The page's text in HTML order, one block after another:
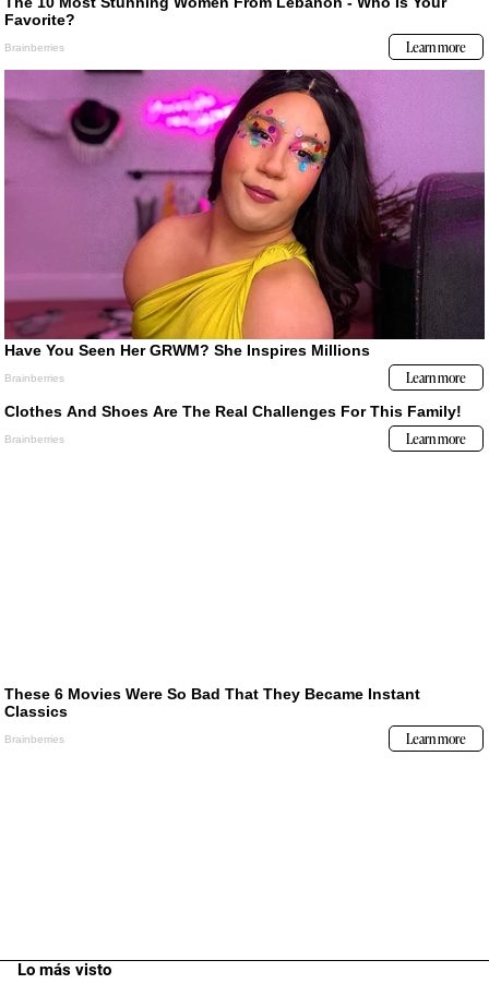
Lo más visto